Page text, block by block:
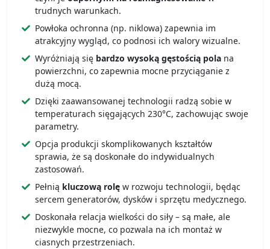
trudnych warunkach.
Powłoka ochronna (np. niklowa) zapewnia im
atrakcyjny wygląd, co podnosi ich walory wizualne.
Wyróżniają się bardzo wysoką gęstością pola na
powierzchni, co zapewnia mocne przyciąganie z
dużą mocą.
Dzięki zaawansowanej technologii radzą sobie w
temperaturach sięgających 230°C, zachowując swoje
parametry.
Opcja produkcji skomplikowanych kształtów
sprawia, że są doskonałe do indywidualnych
zastosowań.
Pełnią kluczową rolę w rozwoju technologii, będąc
sercem generatorów, dysków i sprzętu medycznego.
Doskonała relacja wielkości do siły – są małe, ale
niezwykle mocne, co pozwala na ich montaż w
ciasnych przestrzeniach.